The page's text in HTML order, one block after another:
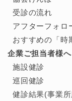
受診の流れ
アフターフォロ
おすすめの「時
企業ご担当者様へ
施設健診
巡回健診
健診結果(事業